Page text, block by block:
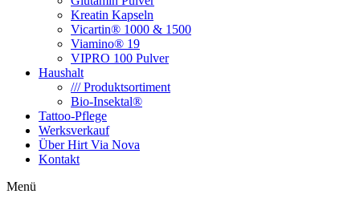
Kreatin Kapseln
Vicartin® 1000 & 1500
Viamino® 19
VIPRO 100 Pulver
Haushalt
/// Produktsortiment
Bio-Insektal®
Tattoo-Pflege
Werksverkauf
Über Hirt Via Nova
Kontakt
Menü